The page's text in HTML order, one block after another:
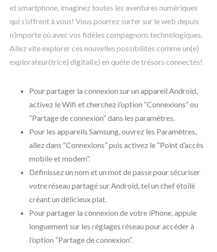
et smartphone, imaginez toutes les aventures numériques
qui s’offrent à vous! Vous pourrez surfer sur le web depuis
n’importe où avec vos fidèles compagnons technologiques.
Allez vite explorer ces nouvelles possibilités comme un(e)
explorateur(trice) digital(e) en quête de trésors connectés!
Pour partager la connexion sur un appareil Android,
activez le Wifi et cherchez l’option “Connexions” ou
“Partage de connexion” dans les paramètres.
Pour les appareils Samsung, ouvrez les Paramètres,
allez dans “Connexions” puis activez le “Point d’accès
mobile et modem”.
Définissez un nom et un mot de passe pour sécuriser
votre réseau partagé sur Android, tel un chef étoilé
créant un délicieux plat.
Pour partager la connexion de votre iPhone, appuie
longuement sur les réglages réseau pour accéder à
l’option “Partage de connexion”.